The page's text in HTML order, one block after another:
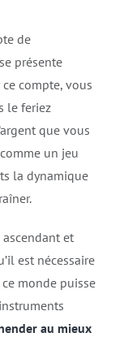
de
présente
compte, vous
le feriez
que vous
comme un jeu
la dynamique
et
est nécessaire
monde puisse
au mieux